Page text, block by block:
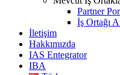
Partner
İş Ortağı
İletişim
Hakkımızda
IAS Entegrator
IBA